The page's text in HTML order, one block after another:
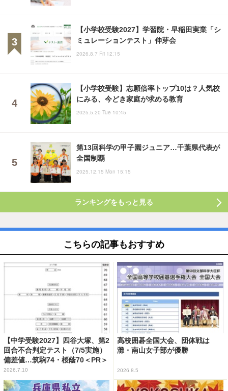
【小学校受験2027】学習院・早稲田実業「シ
ミュレーションテスト」伸芽会
2026.8.7 Fri 12:15
【小学校受験】志願倍率トップ10は？人気校
にみる、今どき家庭が求める教育
2025.5.20 Tue 10:45
第13回科学の甲子園ジュニア…千葉県代表が
全国制覇
2025.12.15 Mon 15:15
ランキングをもっと見る
こちらの記事もおすすめ
【中学受験2027】四谷大塚、第2
回合不合判定テスト（7/5実施）
偏差値…筑駒74・桜蔭70＜PR＞
2026.7.10
高校囲碁全国大会、団体戦は
灘・南山女子部が優勝
2026.8.5